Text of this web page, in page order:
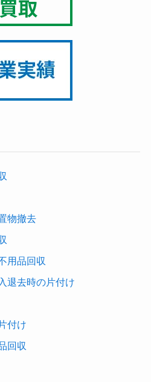
物撤去
用品回収
退去時の片付け
付け
回収